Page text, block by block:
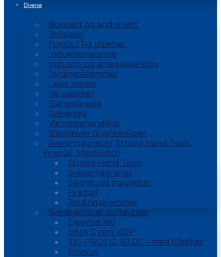
Diverse
Boresett og andre sett
Borsliper
Furick / Tig tilbehør
Induksjonsvarme
Industri- og anleggsverktøy
Jordingsklemmer
Laser sveiser
Skrustikker
Slangepresse
Sveisejigg
Varmebehandling
Slipeskiver til vinkelsliper
Sveisemagneter, Strong Hand Tools,
Fireball, MagSwitch
Strong Hand Tools
Sveisemagneter
Siegmund magneter
Fireball
Jordingsklemmer
Sveiseapparat, boltsveiser
Easymig 160
MMA Gysmi 160P
TIG PROTIG 161 DC – med tilbehør
Fronius